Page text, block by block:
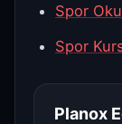
Spor
Spor
Planox